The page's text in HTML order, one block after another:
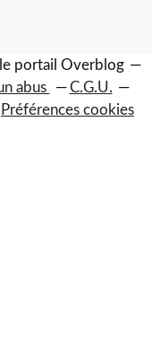
portail Overblog
abus
C.G.U.
Préférences cookies